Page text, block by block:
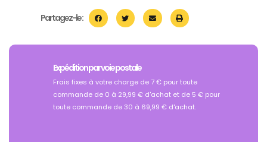
Partagez-le :
Expédition par voie postale
Frais fixes à votre charge de 7 € pour toute
commande de 0 à 29,99 € d'achat et de 5 € pour
toute commande de 30 à 69,99 € d'achat.